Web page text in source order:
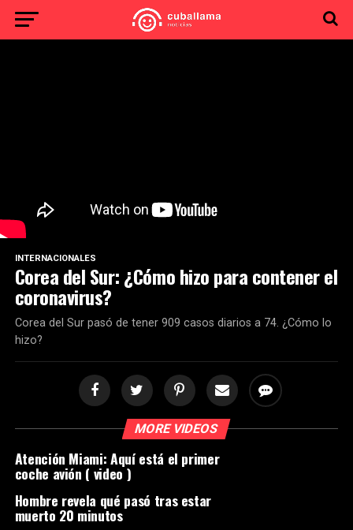
INTERNACIONALES
Corea del Sur: ¿Cómo hizo para contener el
coronavirus?
Corea del Sur pasó de tener 909 casos diarios a 74. ¿Cómo lo
hizo?
MORE VIDEOS
Atención Miami: Aquí está el primer
coche avión ( video )
Hombre revela qué pasó tras estar
muerto 20 minutos